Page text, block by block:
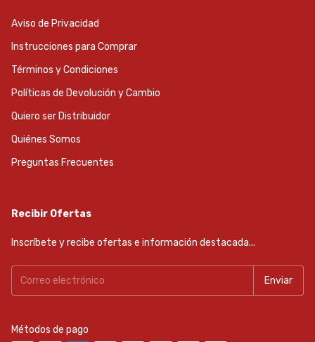
Aviso de Privacidad
Instrucciones para Comprar
Términos y Condiciones
Políticas de Devolución y Cambio
Quiero ser Distribuidor
Quiénes Somos
Preguntas Frecuentes
Recibir Ofertas
Inscríbete y recibe ofertas e información destacada...
Métodos de pago